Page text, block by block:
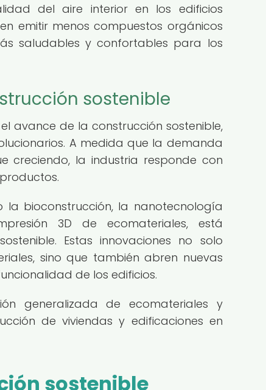
del aire interior en los edificios
emitir menos compuestos orgánicos
saludables y confortables para los
sostenible
avance de la construcción sostenible,
A medida que la demanda
creciendo, la industria responde con
bioconstrucción, la nanotecnología
3D de ecomateriales, está
Estas innovaciones no solo
sino que también abren nuevas
de los edificios.
generalizada de ecomateriales y
de viviendas y edificaciones en
sostenible